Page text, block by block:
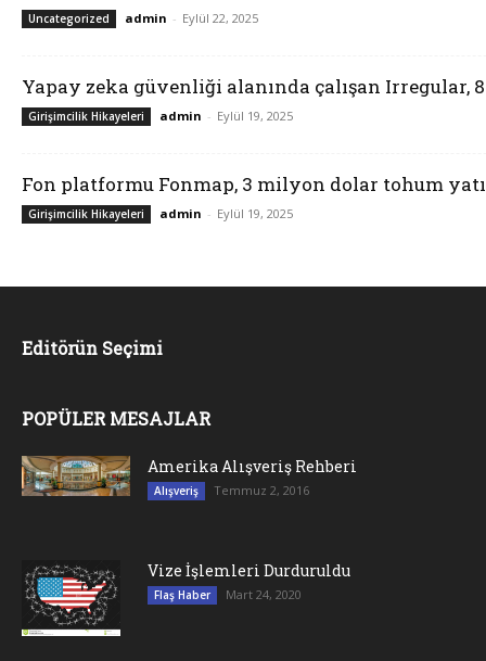
Uncategorized admin - Eylül 22, 2025
Yapay zeka güvenliği alanında çalışan Irregular,
Girişimcilik Hikayeleri admin - Eylül 19, 2025
Fon platformu Fonmap, 3 milyon dolar tohum
Girişimcilik Hikayeleri admin - Eylül 19, 2025
Editörün Seçimi
POPÜLER MESAJLAR
Amerika Alışveriş Rehberi
Alışveriş Temmuz 2, 2016
Vize İşlemleri Durduruldu
Flaş Haber Mart 24, 2020